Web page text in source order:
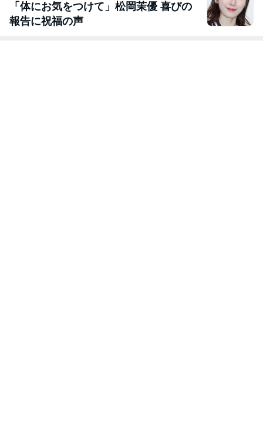
「体にお気をつけて」松岡茉優 喜びの
報告に祝福の声